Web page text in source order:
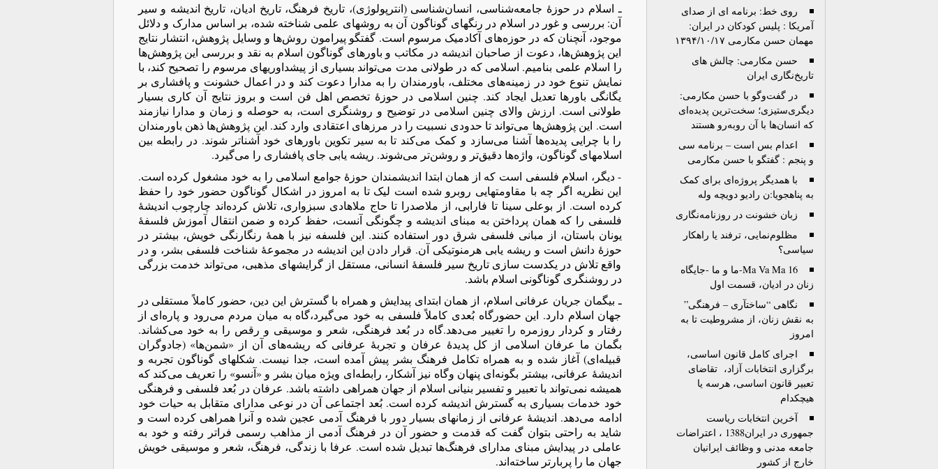
ـ اسلام در حوزۀ جامعه‌شناسی، انسان‌شناسی (انترپولوژی)، تاریخ فرهنگ، تاریخ ادیان، تاریخ اندیشه و سیر
آن: بررسی و غور در اسلام در رنگهای گوناگون آن به روشهای علمی شناخته شده، بر اساس مدارک و دلائل
موجود، آنچنان که در حوزه‌های آکادمیک مرسوم است. گفتگو پیرامون روش‌ها و وسایل پژوهش، انتشار نتایج
این پژوهش‌ها، دعوت از صاحبان اندیشه در مکاتب و باورهای گوناگون اسلام به نقد و بررسی این پژوهش‌ها
را اسلام علمی بنامیم. اسلامی که در طولانی مدت می‌تواند بسیاری از پیشداوریهای مرسوم را تصحیح کند، با
نمایش تنوع خود در زمینه‌های مختلف، باورمندان را به مدارا دعوت کند و در اعمال خشونت و پافشاری بر
یگانگی باور‌ها تعدیل ایجاد کند. چنین اسلامی در حوزۀ تخصص اهل فن است و بروز نتایج آن کاری بسیار
طولانی است. ارزش والای چنین اسلامی در توضیح و روشنگری است، به حوصله و زمان و مدارا نیازمند
است. این پژوهش‌ها می‌تواند تا حدودی نسبیت را در مرزهای اعتقادی وارد کند. این پژوهش‌ها ذهن باورمندان
را با چرایی پدیده‌ها آشنا می‌سازد و کمک می‌کند تا به سیر تکوین باورهای خود آشنا‌تر شوند. در رابطه بین
اسلامهای گوناگون، واژه‌ها دقیق‌تر و روشن‌تر می‌شوند. ریشه یابی جای پافشاری را می‌گیرد.
- دیگر، اسلام فلسفی است که از‌‌ همان ابتدا اندیشمندان حوزۀ جوامع اسلامی را به خود مشغول کرده است.
این نظریه اگر چه با مقاومتهایی روبرو شده است لیک تا به امروز در اشکال گوناگون حضور خود را حفظ
کرده است. از بوعلی سینا تا فارابی، از ملاصدرا تا حاج ملاهادی سبزواری، تلاش کرده‌اند چارچوب اندیشۀ
فلسفی را که‌‌ همان پرداختن به مبنای اندیشه و چگونگی آنست، حفظ کرده و ضمن انتقال آموزش فلسفۀ
یونان باستان، از مبانی فلسفی شرق دور استفاده کنند. این فلسفه نیز با همۀ رنگارنگی خویش، بیشتر در
حوزۀ دانش است و ریشه یابی هرمنوتیکی آن. قرار دادن این اندیشه در مجموعۀ شناخت فلسفی بشر، و در
واقع تلاش در یکدست سازی تاریخ سیر فلسفۀ انسانی، مستقل از گرایشهای مذهبی، می‌تواند خدمت بزرگی
در روشنگری گوناگونی اسلام باشد.
ـ بیگمان جریان عرفانی اسلام، از‌‌ همان ابتدای پیدایش و همراه با گسترش این دین، حضور کاملاً مستقلی در
جهان اسلام دارد. این حضور‌گاه بُعدی کاملاً فلسفی به خود می‌گیرد،‌گاه به میان مردم می‌رود و پاره‌ای از
رفتار و کردار روزمره را تغییر می‌دهد.‌گاه در بُعد فرهنگی، شعر و موسیقی و رقص را به خود می‌کشاند.
بگمان ما عرفان اسلامی از کل پدیدۀ عرفان و تجربۀ عرفانی که ریشه‌های آن از «شمن‌ها» (جادوگران
قبیله‌ای) آغاز شده و به همراه تکامل فرهنگ بشر پیش آمده است، جدا نیست. شکلهای گوناگون تجربه و
اندیشۀ عرفانی، بیشتر بگونه‌ای پنهان و‌گاه نیز آشکار، رابطه‌ای ویژه میان بشر و «آنسو» را تعریف می‌کند که
همیشه نمی‌تواند با تعبیر و تفسیر بنیانی اسلام از جهان همراهی داشته باشد. عرفان در بُعد فلسفی و فرهنگی
خود خدمات بسیاری به گسترش اندیشه کرده است. بُعد اجتماعی آن در نوعی مدارای متقابل به حیات خود
ادامه می‌دهد. اندیشۀ عرفانی از زمانهای بسیار دور با فرهنگ آدمی عجین شده و آنرا همراهی کرده است و
شاید به راحتی بتوان گفت که قدمت و حضور آن در فرهنگ آدمی از مذاهب رسمی فرا‌تر رفته و خود به
عاملی در پیدایش مبنای مدارای فرهنگ‌ها تبدیل شده است. عرفا با زندگی، فرهنگ، شعر و موسیقی خویش
جهان ما را پربار‌تر ساخته‌اند.
روی خط: برنامه ای از صدای
آمریکا : پلیس کودکان در ایران:
مهمان حسن مکارمی ۱۳۹۴/۱۰/۱۷
حسن مکارمی: چالش های
تاریخ‌نگاری ایران
در گفت‌وگو با حسن مکارمی:
دیگری‌ستیزی؛ سخت‌ترین پدیده‌ای
که انسان‌ها با آن روبه‌رو هستند
اعدام بس است – برنامه سی
و پنجم : گفتگو با حسن مکارمی
با همدیگر پروژه‌‌ای برای کمک
به پناهجویا:ن رادیو دویچه وله
زبان خشونت در روزنامه‌نگاری
مظلوم‌نمایی، ترفند یا راهکار
سیاسی؟
Ma Va Ma 16-ما و ما -جایگاه‌
زنان در ادیان، قسمت اول
نگاهی “ساختآری – فرهنگی”
به نقش زنان، از مشروطیت تا به
امروز
اجرای کامل قانون اساسی،
برگزاری انتخابات آزاد، تقاضای
تعبیر قانون اساسی، هرسه یا
هیچکدام
آخرین انتخابات ریاست
جمهوری در ایران1388 ، اعتراضات
جامعه مدنی و وظائف ایرانیان
خارج از کشور